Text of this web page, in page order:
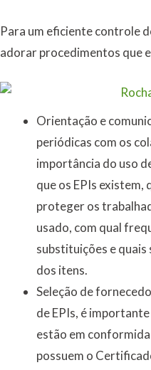
Para um eficiente controle
adorar procedimentos que
Orientação e
periódicas com os
importância do uso
que os EPIs existem,
proteger os
usado, com qual
substituições e quais
dos itens.
Seleção de
de EPIs, é
estão em
possuem o